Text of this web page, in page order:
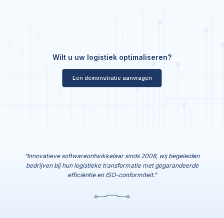
Wilt u uw logistiek optimaliseren?
Een demonstratie aanvragen
“Innovatieve softwareontwikkelaar sinds 2008, wij begeleiden
bedrijven bij hun logistieke transformatie met gegarandeerde
efficiëntie en ISO-conformiteit.”